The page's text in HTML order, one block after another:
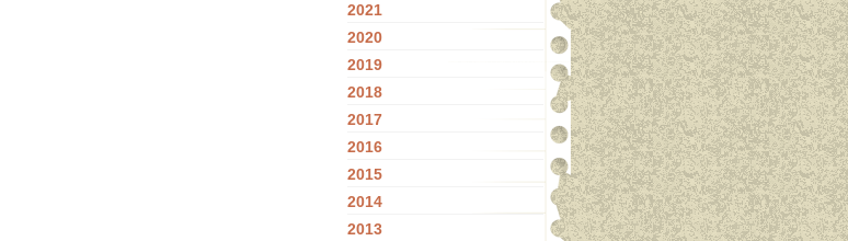
2021
2020
2019
2018
2017
2016
2015
2014
2013